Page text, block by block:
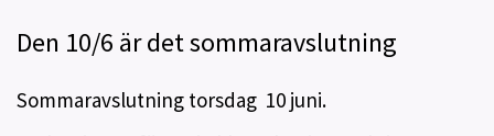
Den 10/6 är det sommaravslutning
Sommaravslutning torsdag 10 juni.